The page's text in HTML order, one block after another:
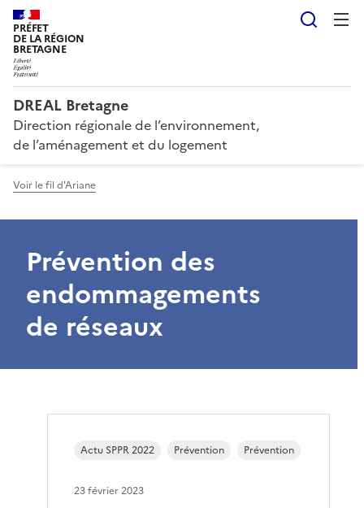
PRÉFET
DE LA RÉGION
BRETAGNE
DREAL Bretagne
Direction régionale de l’environnement,
de l’aménagement et du logement
Voir le fil d'Ariane
Prévention des
endommagements
de réseaux
Actu SPPR 2022 Prévention Prévention
23 février 2023